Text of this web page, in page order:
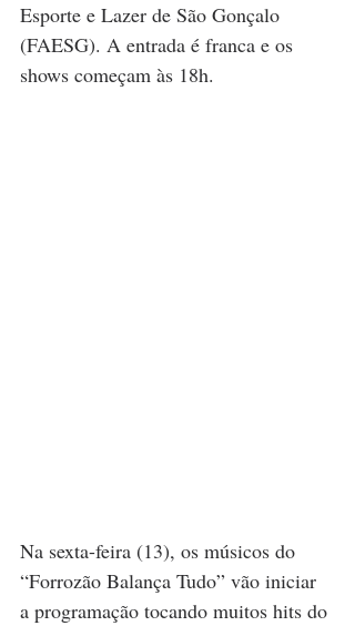
Esporte e Lazer de São Gonçalo
(FAESG). A entrada é franca e os
shows começam às 18h.
Na sexta-feira (13), os músicos do
“Forrozão Balança Tudo” vão iniciar
a programação tocando muitos hits do